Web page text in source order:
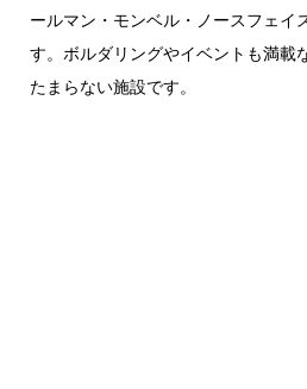
ールマン・モンベル・ノースフェイ
す。ボルダリングやイベントも満載
たまらない施設です。